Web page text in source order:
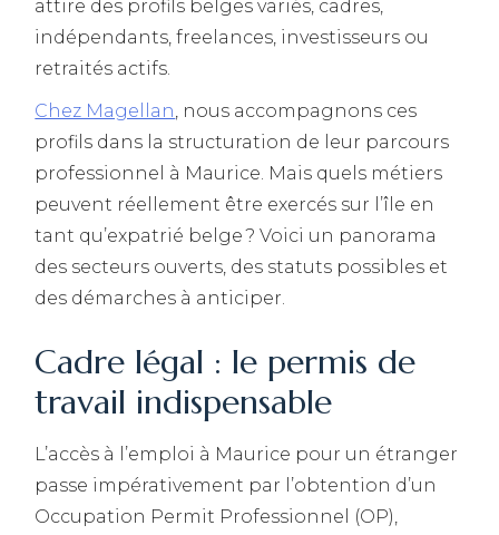
attire des profils belges variés, cadres,
indépendants, freelances, investisseurs ou
retraités actifs.
Chez Magellan , nous accompagnons ces
profils dans la structuration de leur parcours
professionnel à Maurice. Mais quels métiers
peuvent réellement être exercés sur l’île en
tant qu’expatrié belge ? Voici un panorama
des secteurs ouverts, des statuts possibles et
des démarches à anticiper.
Cadre légal : le permis de
travail indispensable
L’accès à l’emploi à Maurice pour un étranger
passe impérativement par l’obtention d’un
Occupation Permit Professionnel (OP),